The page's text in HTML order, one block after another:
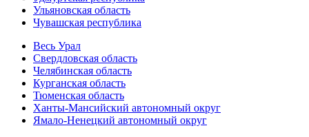
Ульяновская область
Чувашская республика
Весь Урал
Свердловская область
Челябинская область
Курганская область
Тюменская область
Ханты-Мансийский автономный округ
Ямало-Ненецкий автономный округ